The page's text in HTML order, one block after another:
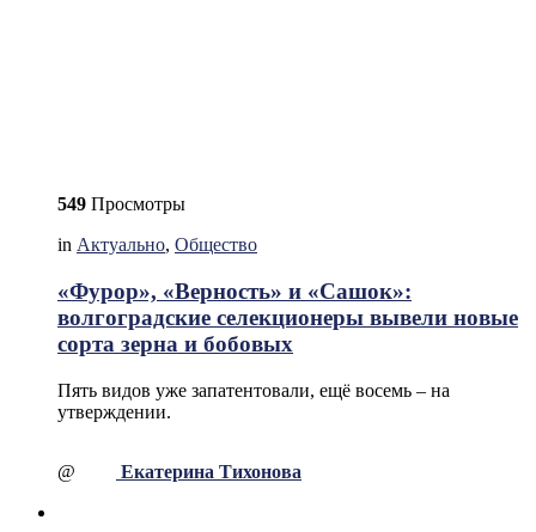
549 Просмотры
in Актуально, Общество
«Фурор», «Верность» и «Сашок»:
волгоградские селекционеры вывели новые
сорта зерна и бобовых
Пять видов уже запатентовали, ещё восемь – на
утверждении.
@ Екатерина Тихонова